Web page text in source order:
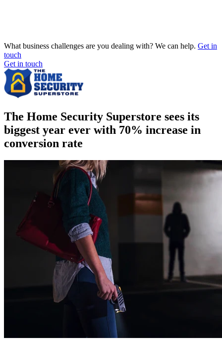
What business challenges are you dealing with? We can help. Get in
touch
Get in touch
The Home Security Superstore sees its
biggest year ever with 70% increase in
conversion rate